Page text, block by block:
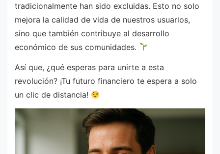
tradicionalmente han sido excluidas. Esto no solo
mejora la calidad de vida de nuestros usuarios,
sino que también contribuye al desarrollo
económico de sus comunidades.
Así que, ¿qué esperas para unirte a esta
revolución? ¡Tu futuro financiero te espera a solo
un clic de distancia!